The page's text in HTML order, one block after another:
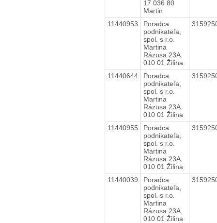
17 036 80
Martin
11440953
Poradca
podnikateľa,
spol. s r.o.
Martina
Rázusa 23A,
010 01 Žilina
11440644
Poradca
podnikateľa,
spol. s r.o.
Martina
Rázusa 23A,
010 01 Žilina
11440955
Poradca
podnikateľa,
spol. s r.o.
Martina
Rázusa 23A,
010 01 Žilina
11440039
Poradca
podnikateľa,
spol. s r.o.
Martina
Rázusa 23A,
010 01 Žilina